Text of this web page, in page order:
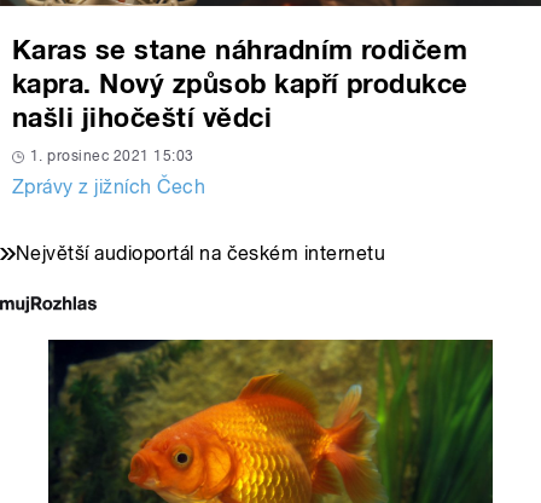
Karas se stane náhradním rodičem
kapra. Nový způsob kapří produkce
našli jihočeští vědci
1. prosinec 2021 15:03
Zprávy z jižních Čech
Největší audioportál na českém internetu